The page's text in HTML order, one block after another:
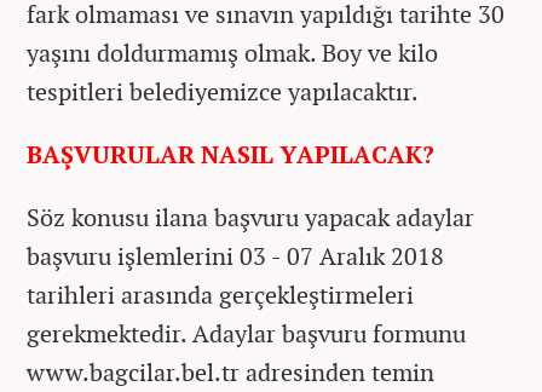
fark olmaması ve sınavın yapıldığı tarihte 30
yaşını doldurmamış olmak. Boy ve kilo
tespitleri belediyemizce yapılacaktır.
BAŞVURULAR NASIL YAPILACAK?
Söz konusu ilana başvuru yapacak adaylar
başvuru işlemlerini 03 - 07 Aralık 2018
tarihleri arasında gerçekleştirmeleri
gerekmektedir. Adaylar başvuru formunu
www.bagcilar.bel.tr adresinden temin